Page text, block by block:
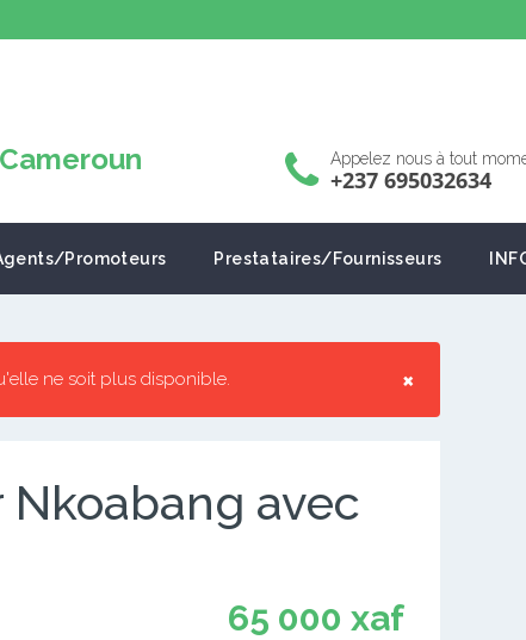
Appelez nous à tout
+237 695032634
Promoteurs Prestataires/Fournisseurs
×
ne soit plus disponible.
avec
65 000 xaf